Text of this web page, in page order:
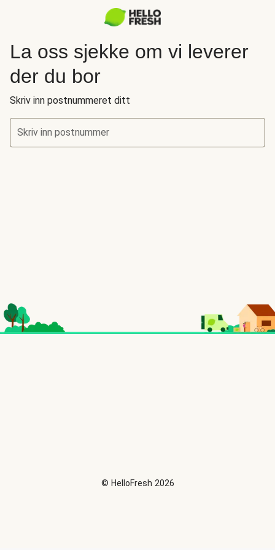
La oss sjekke om vi leverer
der du bor
Skriv inn postnummeret ditt
Skriv inn postnummer
© HelloFresh 2026